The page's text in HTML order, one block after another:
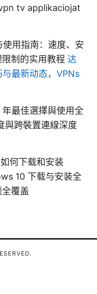
tv applikaciojat
用指南：速度、安
制的实用教程 达
最新动态，VPNs
最佳選擇與使用全
與跨裝置連線深度
何下载和安装
10 下载与安装全
覆盖